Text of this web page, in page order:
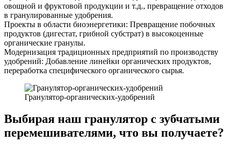
овощной и фруктовой продукции и т.д., превращение отходов
в гранулированные удобрения.
Проекты в области биоэнергетики: Превращение побочных
продуктов (дигестат, грибной субстрат) в высокоценные
органические гранулы.
Модернизация традиционных предприятий по производству
удобрений: Добавление линейки органических продуктов,
переработка специфического органического сырья.
Гранулятор-органических-удобрений
Выбирая наш гранулятор с зубчатыми
перемешивателями, что вы получаете?